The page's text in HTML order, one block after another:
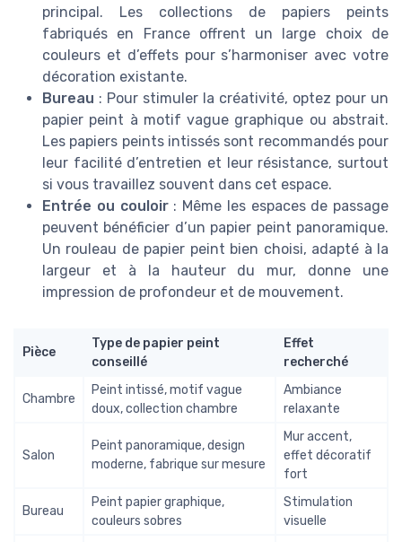
principal. Les collections de papiers peints
fabriqués en France offrent un large choix de
couleurs et d’effets pour s’harmoniser avec votre
décoration existante.
Bureau : Pour stimuler la créativité, optez pour un
papier peint à motif vague graphique ou abstrait.
Les papiers peints intissés sont recommandés pour
leur facilité d’entretien et leur résistance, surtout
si vous travaillez souvent dans cet espace.
Entrée ou couloir: Même les espaces de passage
peuvent bénéficier d’un papier peint panoramique.
Un rouleau de papier peint bien choisi, adapté à la
largeur et à la hauteur du mur, donne une
impression de profondeur et de mouvement.
Pièce
Type de papier peint
conseillé
Effet
recherché
Chambre
Peint intissé, motif vague
doux, collection chambre
Ambiance
relaxante
Salon
Peint panoramique, design
moderne, fabrique sur mesure
Mur accent,
effet décoratif
fort
Bureau
Peint papier graphique,
couleurs sobres
Stimulation
visuelle